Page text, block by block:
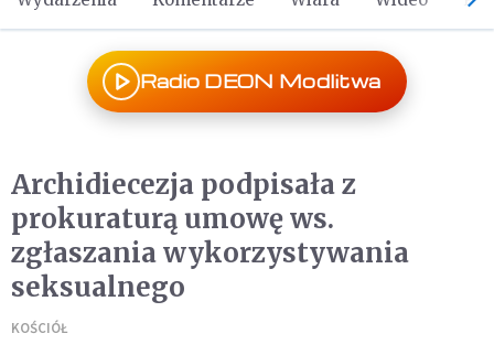
Radio DEON Modlitwa
Archidiecezja podpisała z
prokuraturą umowę ws.
zgłaszania wykorzystywania
seksualnego
KOŚCIÓŁ